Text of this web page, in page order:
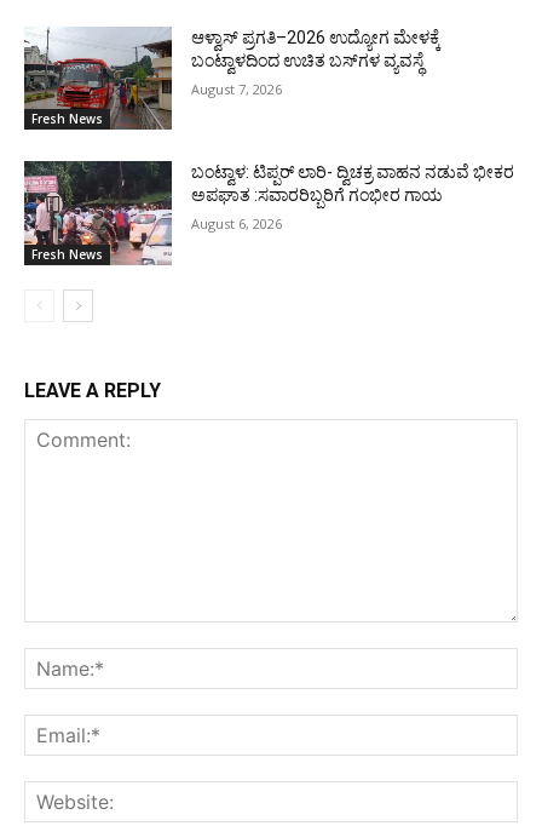
Fresh News
ಆಳ್ವಾಸ್ ಪ್ರಗತಿ–2026 ಉದ್ಯೋಗ ಮೇಳಕ್ಕೆ
ಬಂಟ್ವಾಳದಿಂದ ಉಚಿತ ಬಸ್‌ಗಳ ವ್ಯವಸ್ಥೆ
August 7, 2026
Fresh News
ಬಂಟ್ವಾಳ: ಟಿಪ್ಪರ್ ಲಾರಿ- ದ್ವಿಚಕ್ರ ವಾಹನ ನಡುವೆ ಭೀಕರ
ಅಪಘಾತ :ಸವಾರರಿಬ್ಬರಿಗೆ ಗಂಭೀರ ಗಾಯ
August 6, 2026
LEAVE A REPLY